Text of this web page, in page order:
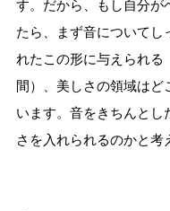
す。だから、もし自分が
たら、まず音についてし
れたこの形に与えられる
間）、美しさの領域はど
います。音をきちんとし
さを入れられるのかと考